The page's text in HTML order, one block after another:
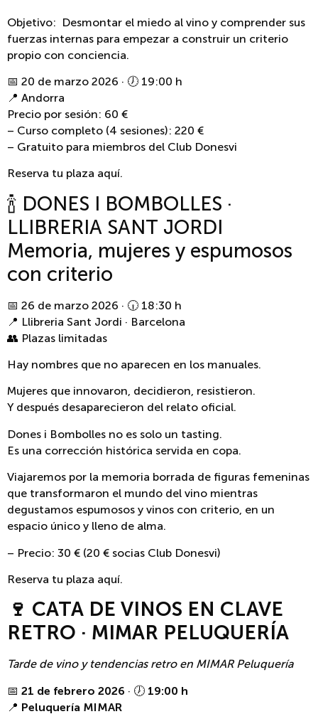
Objetivo: Desmontar el miedo al vino y comprender sus
fuerzas internas para empezar a construir un criterio
propio con conciencia.
📅 20 de marzo 2026 · 🕖 19:00 h
📍 Andorra
Precio por sesión: 60 €
– Curso completo (4 sesiones): 220 €
– Gratuito para miembros del Club Donesvi
Reserva tu plaza aquí.
🍾 DONES I BOMBOLLES ·
LLIBRERIA SANT JORDI
Memoria, mujeres y espumosos
con criterio
📅 26 de marzo 2026 · 🕡 18:30 h
📍 Llibreria Sant Jordi · Barcelona
👥 Plazas limitadas
Hay nombres que no aparecen en los manuales.
Mujeres que innovaron, decidieron, resistieron.
Y después desaparecieron del relato oficial.
Dones i Bombolles no es solo un tasting.
Es una corrección histórica servida en copa.
Viajaremos por la memoria borrada de figuras femeninas
que transformaron el mundo del vino mientras
degustamos espumosos y vinos con criterio, en un
espacio único y lleno de alma.
– Precio: 30 € (20 € socias Club Donesvi)
Reserva tu plaza aquí.
🍷 CATA DE VINOS EN CLAVE
RETRO · MIMAR PELUQUERÍA
Tarde de vino y tendencias retro en MIMAR Peluquería
📅 21 de febrero 2026 · 🕖 19:00 h
📍 Peluquería MIMAR